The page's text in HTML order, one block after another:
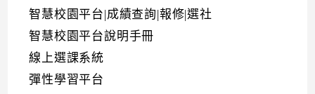
智慧校園平台|成績查詢|報修|選社
智慧校園平台說明手冊
線上選課系統
彈性學習平台